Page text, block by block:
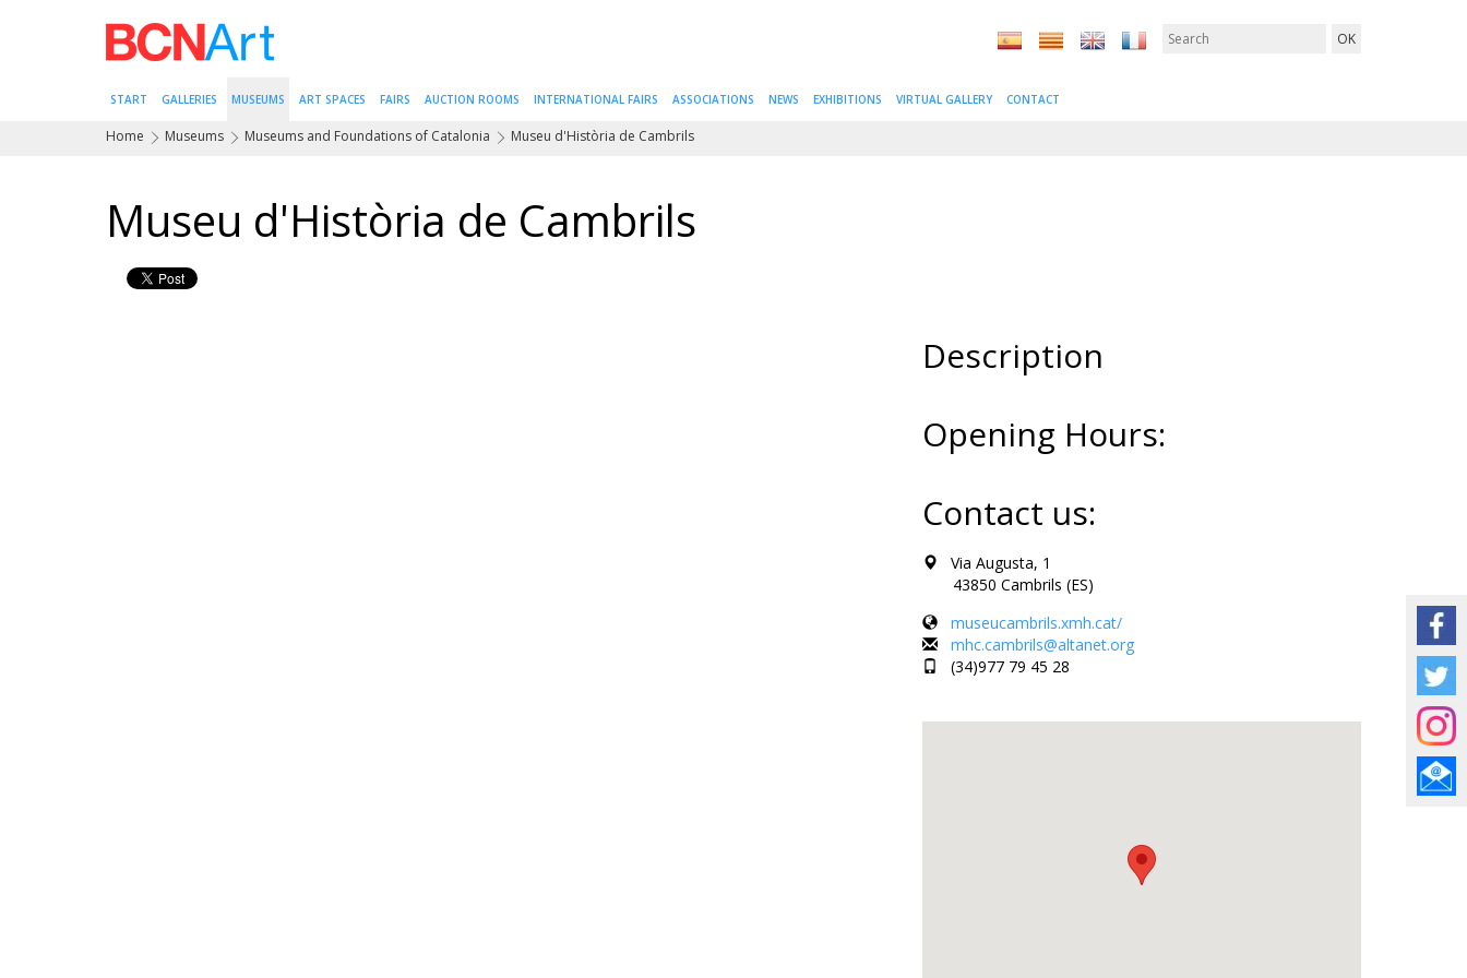
START GALLERIES MUSEUMS ART SPACES FAIRS AUCTION ROOMS INTERNATIONAL FAIRS ASSOCIATIONS NEWS EXHIBITIONS VIRTUAL GALLERY CONTACT
Home Museums Museums and Foundations of Catalonia Museu d'Història de Cambrils
Museu d'Història de Cambrils
Description
Opening Hours:
Contact us:
Via Augusta, 1
43850 Cambrils (ES)
museucambrils.xmh.cat/
mhc.cambrils@altanet.org
(34)977 79 45 28